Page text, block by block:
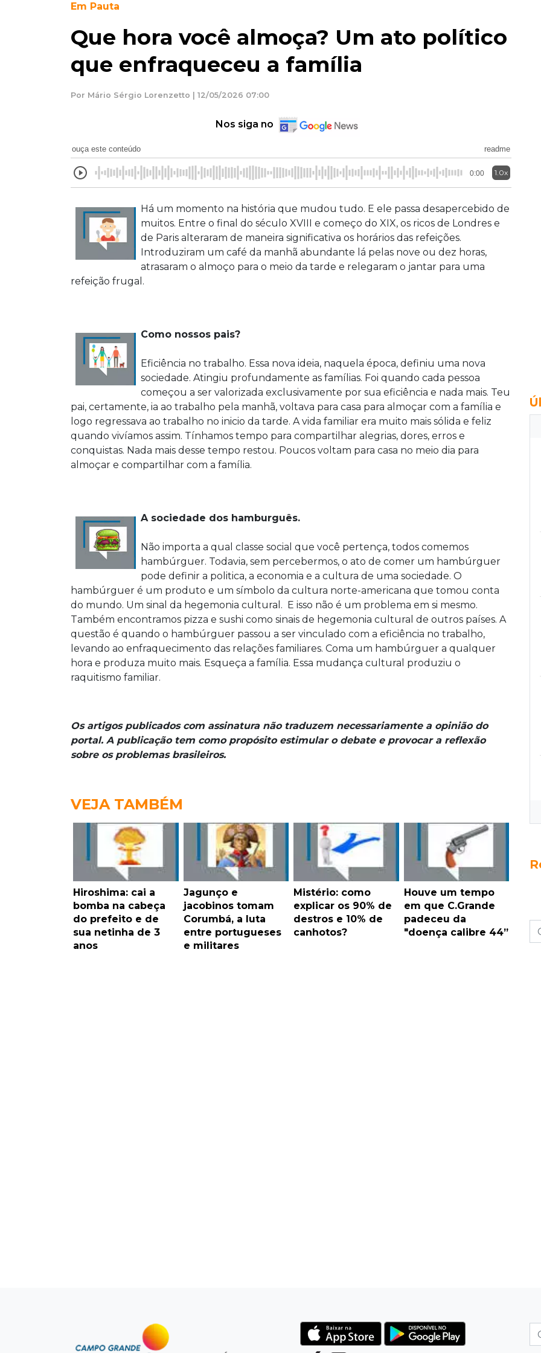
Em Pauta
Que hora você almoça? Um ato político
que enfraqueceu a família
Por Mário Sérgio Lorenzetto | 12/05/2026 07:00
Nos siga no
ouça este conteúdo readme
0:00 1.0x
Há um momento na história que mudou tudo. E ele passa desapercebido de
muitos. Entre o final do século XVIII e começo do XIX, os ricos de Londres e
de Paris alteraram de maneira significativa os horários das refeições.
Introduziram um café da manhã abundante lá pelas nove ou dez horas,
atrasaram o almoço para o meio da tarde e relegaram o jantar para uma
refeição frugal.
Como nossos pais?
Eficiência no trabalho. Essa nova ideia, naquela época, definiu uma nova
sociedade. Atingiu profundamente as famílias. Foi quando cada pessoa
começou a ser valorizada exclusivamente por sua eficiência e nada mais. Teu
pai, certamente, ia ao trabalho pela manhã, voltava para casa para almoçar com a família e
logo regressava ao trabalho no inicio da tarde. A vida familiar era muito mais sólida e feliz
quando vivíamos assim. Tínhamos tempo para compartilhar alegrias, dores, erros e
conquistas. Nada mais desse tempo restou. Poucos voltam para casa no meio dia para
almoçar e compartilhar com a família.
A sociedade dos hamburguês.
Não importa a qual classe social que você pertença, todos comemos
hambúrguer. Todavia, sem percebermos, o ato de comer um hambúrguer
pode definir a politica, a economia e a cultura de uma sociedade. O
hambúrguer é um produto e um símbolo da cultura norte-americana que tomou conta
do mundo. Um sinal da hegemonia cultural. E isso não é um problema em si mesmo.
Também encontramos pizza e sushi como sinais de hegemonia cultural de outros países. A
questão é quando o hambúrguer passou a ser vinculado com a eficiência no trabalho,
levando ao enfraquecimento das relações familiares. Coma um hambúrguer a qualquer
hora e produza muito mais. Esqueça a família. Essa mudança cultural produziu o
raquitismo familiar.
Os artigos publicados com assinatura não traduzem necessariamente a opinião do
portal. A publicação tem como propósito estimular o debate e provocar a reflexão
sobre os problemas brasileiros.
VEJA TAMBÉM
Hiroshima: cai a
bomba na cabeça
do prefeito e de
sua netinha de 3
anos
Jagunço e
jacobinos tomam
Corumbá, a luta
entre portugueses
e militares
Mistério: como
explicar os 90% de
destros e 10% de
canhotos?
Houve um tempo
em que C.Grande
padeceu da
"doença calibre 44”